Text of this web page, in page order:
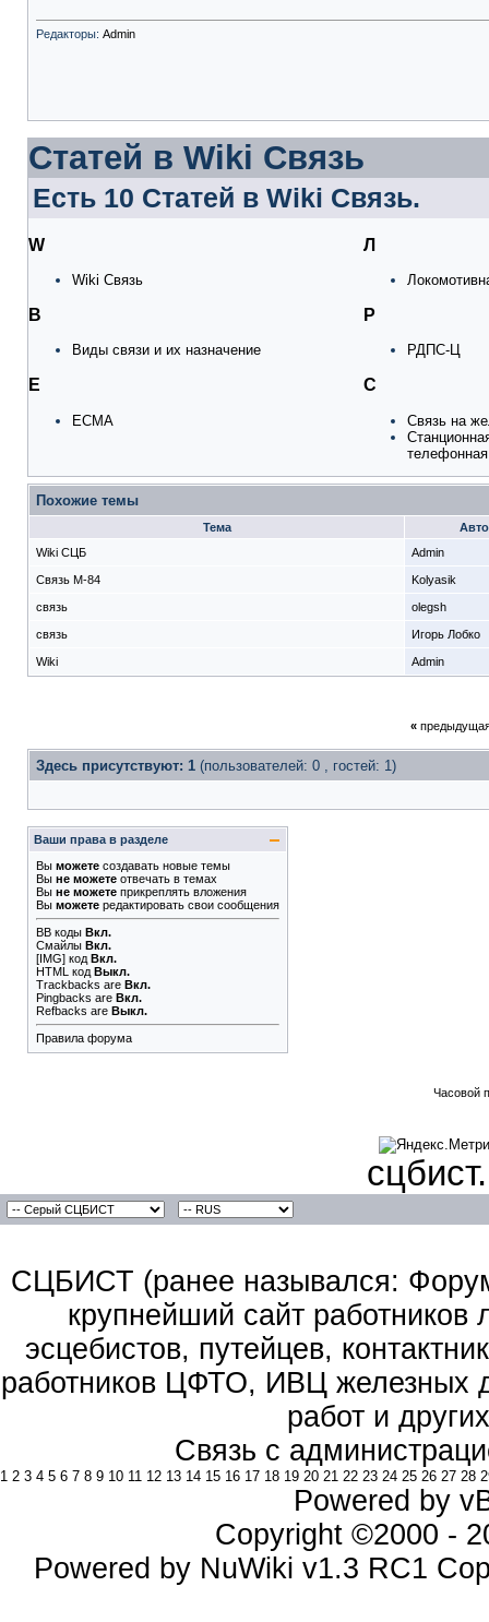
Редакторы: Admin
Статей в Wiki Связь
Есть 10 Статей в Wiki Связь.
W
Wiki Связь
В
Виды связи и их назначение
Е
ЕСМА
Л
Р
РДПС-Ц
С
Связь на
Похожие темы
Тема
Wiki СЦБ
Admin
Связь М-84 Kolyasik
связь olegsh
связь Игорь Лобко
Wiki Admin
«
Здесь присутствуют: 1 (пользователей: 0 , гостей: 1)
Ваши права в разделе
Вы можете создавать новые темы
Вы не можете отвечать в темах
Вы не можете прикреплять вложения
Вы можете редактировать свои сообщения
BB коды Вкл.
Смайлы Вкл.
[IMG] код Вкл.
HTML код Выкл.
Trackbacks are Вкл.
Pingbacks are Вкл.
Refbacks are Выкл.
Правила форума
Часовой
СЦБИСТ (ранее назывался:
крупнейший сайт работников
эсцебистов, путейцев,
работников ЦФТО, ИВЦ железных
работ и
Связь с
1 2 3 4 5 6 7 8 9 10 11 12 13 14 15 16 17 18 19 20 21 22 23 24 25 26 27 28
Powered by
Copyright ©2000 -
Powered by NuWiki v1.3 RC1